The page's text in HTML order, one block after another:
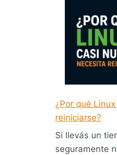
¿Por qué
reiniciarse?
Si llevás un
seguramente